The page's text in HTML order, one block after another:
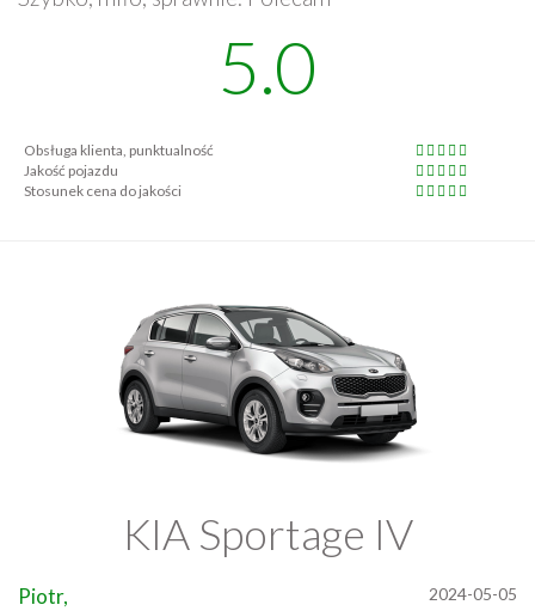
5.0
Obsługa klienta, punktualność
Jakość pojazdu
Stosunek cena do jakości
KIA Sportage IV
2024-05-05
Piotr,